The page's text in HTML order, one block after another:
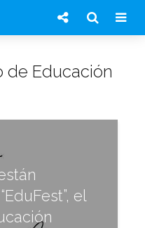
de Educación
el